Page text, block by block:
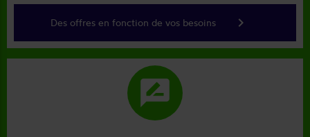
Des offres en fonction de vos besoins keyboard_arrow_right
rate_review